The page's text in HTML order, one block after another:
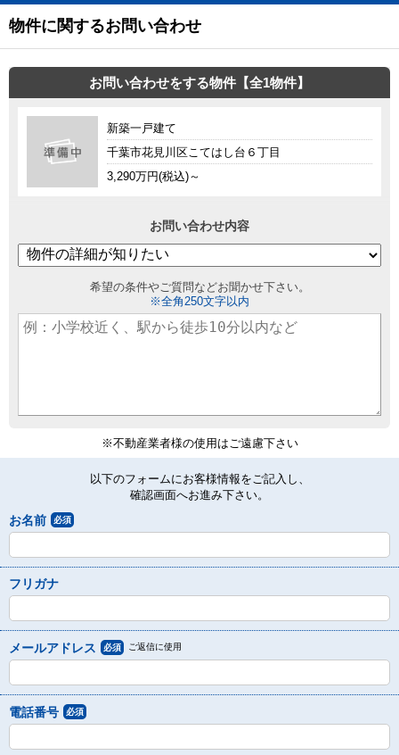
物件に関するお問い合わせ
お問い合わせをする物件【全1物件】
新築一戸建て
千葉市花見川区こてはし台６丁目
3,290万円(税込)～
お問い合わせ内容
希望の条件やご質問などお聞かせ下さい。
※全角250文字以内
※不動産業者様の使用はご遠慮下さい
以下のフォームにお客様情報をご記入し、
確認画面へお進み下さい。
お名前 必須
フリガナ
メールアドレス 必須 ご返信に使用
電話番号 必須